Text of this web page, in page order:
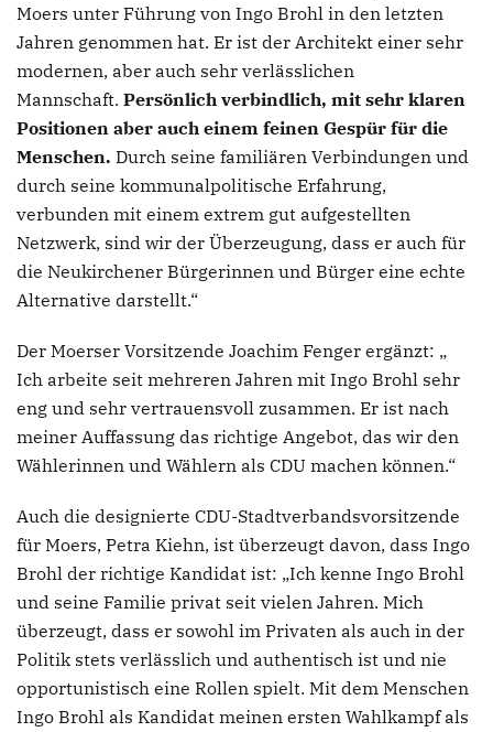
Moers unter Führung von Ingo Brohl in den letzten
Jahren genommen hat. Er ist der Architekt einer sehr
modernen, aber auch sehr verlässlichen
Mannschaft. Persönlich verbindlich, mit sehr klaren
Positionen aber auch einem feinen Gespür für die
Menschen. Durch seine familiären Verbindungen und
durch seine kommunalpolitische Erfahrung,
verbunden mit einem extrem gut aufgestellten
Netzwerk, sind wir der Überzeugung, dass er auch für
die Neukirchener Bürgerinnen und Bürger eine echte
Alternative darstellt.“
Der Moerser Vorsitzende Joachim Fenger ergänzt: „
Ich arbeite seit mehreren Jahren mit Ingo Brohl sehr
eng und sehr vertrauensvoll zusammen. Er ist nach
meiner Auffassung das richtige Angebot, das wir den
Wählerinnen und Wählern als CDU machen können.“
Auch die designierte CDU-Stadtverbandsvorsitzende
für Moers, Petra Kiehn, ist überzeugt davon, dass Ingo
Brohl der richtige Kandidat ist: „Ich kenne Ingo Brohl
und seine Familie privat seit vielen Jahren. Mich
überzeugt, dass er sowohl im Privaten als auch in der
Politik stets verlässlich und authentisch ist und nie
opportunistisch eine Rollen spielt. Mit dem Menschen
Ingo Brohl als Kandidat meinen ersten Wahlkampf als